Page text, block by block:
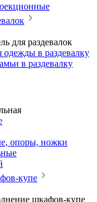
для раздевалок
в раздевалку
в раздевалку
опоры, ножки
купе
шкафов-купе